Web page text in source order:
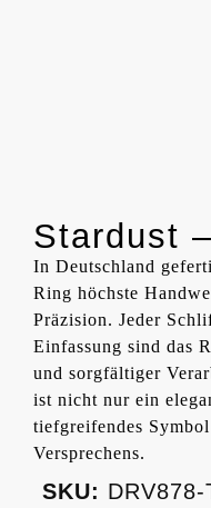
Stardust
In Deutschland
Ring höchste
Präzision. Jeder
Einfassung sind das
und sorgfältiger
ist nicht nur ein
tiefgreifendes
Versprechens.
SKU: DRV878-